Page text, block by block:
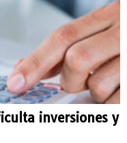
inversiones y